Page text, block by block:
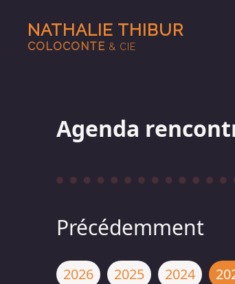
NATHALIE THIBUR
COLOCONTE & CIE
Agenda
Précédemment
2026 2025 2024